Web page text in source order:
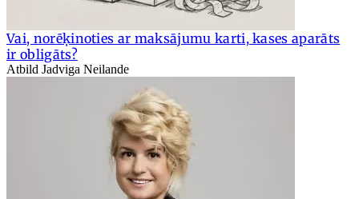
Vai, norēķinoties ar maksājumu karti, kases aparāts
ir obligāts?
Atbild Jadviga Neilande